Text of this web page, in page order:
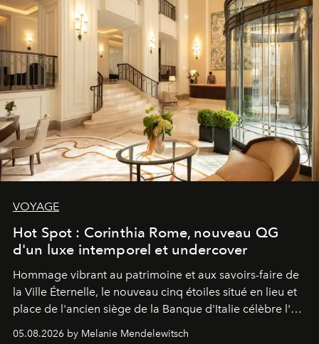
VOYAGE
Hot Spot : Corinthia Rome, nouveau QG
d'un luxe intemporel et undercover
Hommage vibrant au patrimoine et aux savoirs-faire de
la Ville Éternelle, le nouveau cinq étoiles situé en lieu et
place de l'ancien siège de la Banque d'Italie célèbre l'art
de vivre Romain dans toute son élégance intemporelle.
05.08.2026 by Melanie Mendelewitsch